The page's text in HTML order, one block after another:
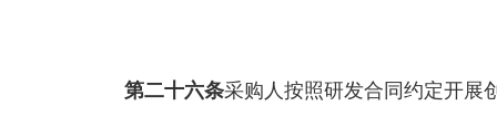
第二十六条采购人按照研发合同约定开展